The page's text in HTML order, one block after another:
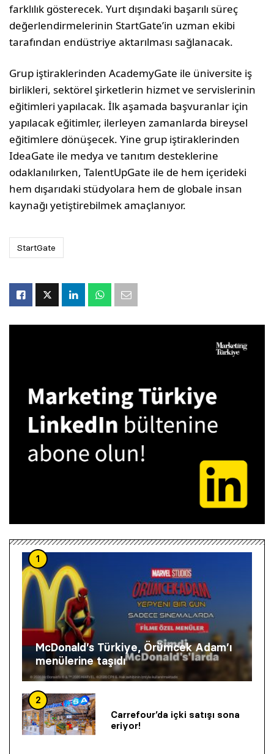
farklılık gösterecek. Yurt dışındaki başarılı süreç
değerlendirmelerinin StartGate’in uzman ekibi
tarafından endüstriye aktarılması sağlanacak.
Grup iştiraklerinden AcademyGate ile üniversite iş
birlikleri, sektörel şirketlerin hizmet ve servislerinin
eğitimleri yapılacak. İlk aşamada başvuranlar için
yapılacak eğitimler, ilerleyen zamanlarda bireysel
eğitimlere dönüşecek. Yine grup iştiraklerinden
IdeaGate ile medya ve tanıtım desteklerine
odaklanılırken, TalentUpGate ile de hem içerideki
hem dışarıdaki stüdyolara hem de globale insan
kaynağı yetiştirebilmek amaçlanıyor.
StartGate
1
McDonald’s Türkiye, Örümcek Adam’ı
menülerine taşıdı
2
Carrefour’da içki satışı sona
eriyor!